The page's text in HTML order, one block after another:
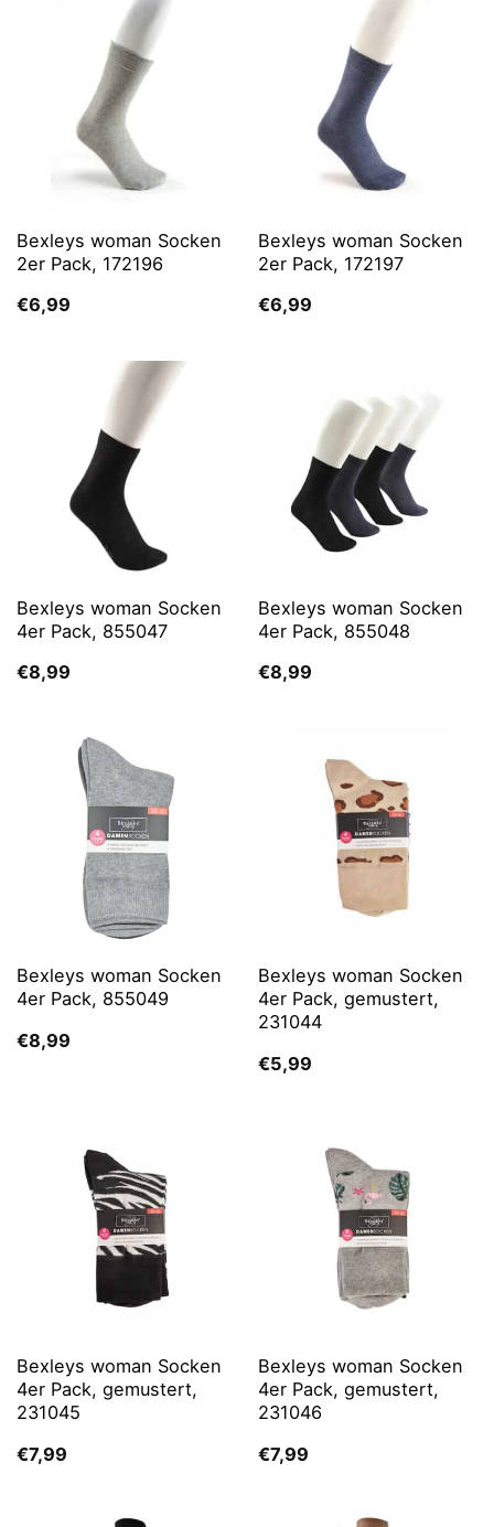
Bexleys woman Socken
2er Pack, 172196
€6,99
Bexleys woman Socken
2er Pack, 172197
€6,99
Bexleys woman Socken
4er Pack, 855047
€8,99
Bexleys woman Socken
4er Pack, 855048
€8,99
Bexleys woman Socken
4er Pack, 855049
€8,99
Bexleys woman Socken
4er Pack, gemustert,
231044
€5,99
Bexleys woman Socken
4er Pack, gemustert,
231045
€7,99
Bexleys woman Socken
4er Pack, gemustert,
231046
€7,99